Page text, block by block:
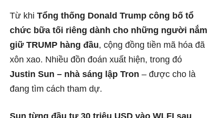
Từ khi Tổng thống Donald Trump công bố tổ
chức bữa tối riêng dành cho những người nắm
giữ TRUMP hàng đầu, cộng đồng tiền mã hóa đã
xôn xao. Nhiều đồn đoán xuất hiện, trong đó
Justin Sun – nhà sáng lập Tron – được cho là
đang tìm cách tham dự.
Sun từng đầu tư 30 triệu USD vào WLFI sau